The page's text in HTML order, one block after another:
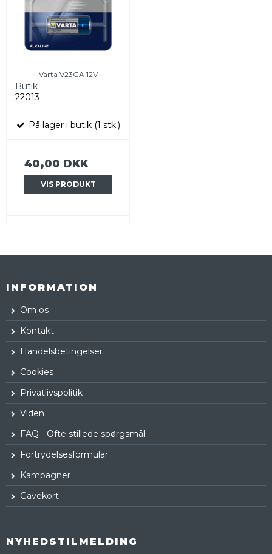
Varta V23GA 12V
Butik
22013
På lager i butik (1 stk.)
40,00 DKK
VIS PRODUKT
INFORMATION
Om os
Kontakt
Handelsbetingelser
Cookies
Privatlivspolitik
Viden
FAQ - Ofte stillede spørgsmål
Fortrydelsesformular
Kampagner
Gavekort
NYHEDSTILMELDING